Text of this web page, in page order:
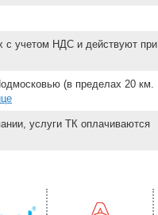
с учетом НДС и действуют при
(в пределах 20 км.
услуги ТК оплачиваются